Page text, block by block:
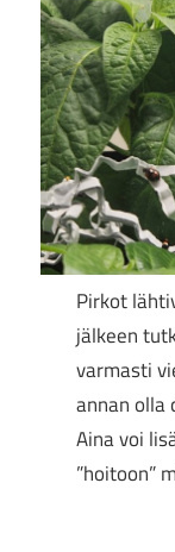
Pirkot
jälkeen
varmasti
annan olla
Aina voi
”hoitoon”